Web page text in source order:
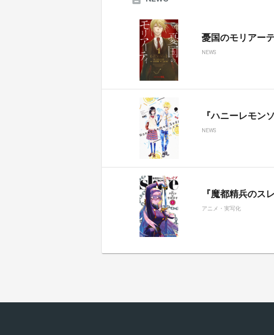
憂国のモリアー
NEWS
『ハニーレモン
NEWS
『魔都精兵のス
アニメ・実写化